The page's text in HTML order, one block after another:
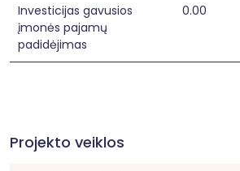
Investicijas gavusios
įmonės pajamų
padidėjimas
0.00
Projekto veiklos